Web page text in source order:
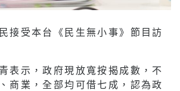
接受本台《民生無小事》節目訪
表示，政府現放寬按揭成數，不
商業，全部均可借七成，認為政